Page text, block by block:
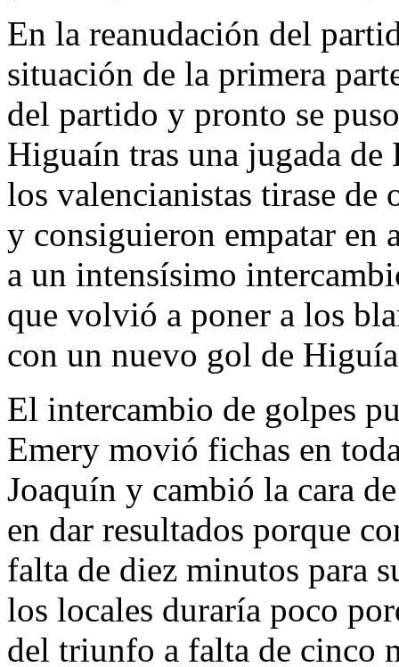
En la reanudación del
situación de la primera
del partido y pronto se
Higuaín tras una jugada
los valencianistas tirase de
y consiguieron empatar en
a un intensísimo
que volvió a poner a los
con un nuevo gol de
El intercambio de golpes
Emery movió fichas en
Joaquín y cambió la cara
en dar resultados porque
falta de diez minutos para
los locales duraría poco
del triunfo a falta de cinco